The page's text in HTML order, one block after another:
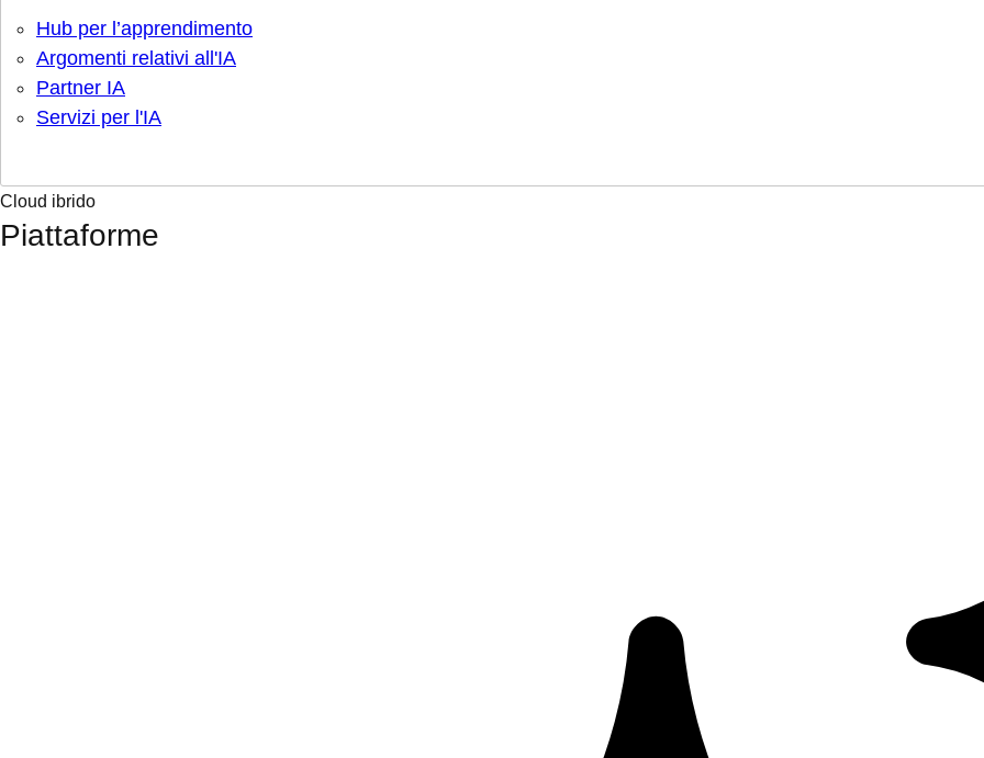
Hub per l’apprendimento
Argomenti relativi all'IA
Partner IA
Servizi per l'IA
Cloud ibrido
Piattaforme